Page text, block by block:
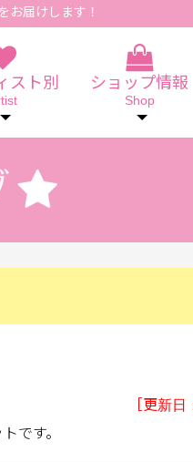
お届けします！
スト別 ショップ情報
Shop
［更新
です。